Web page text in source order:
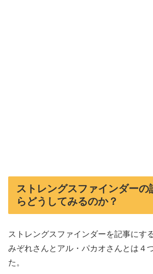
ストレングスファインダーの
らどうしてみるのか？
ストレングスファインダーを記事にす
みぞれさんとアル・パカオさんとは４
た。